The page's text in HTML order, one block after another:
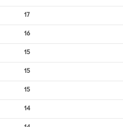
17
16
15
15
15
14